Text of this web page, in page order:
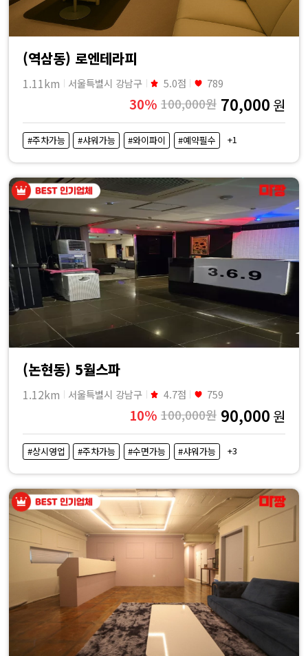
(역삼동) 로엔테라피
1.11km 서울특별시 강남구 5.0점 789
30% 100,000원 70,000 원
#주차가능 #샤워가능 #와이파이 #예약필수 +1
(논현동) 5월스파
1.12km 서울특별시 강남구 4.7점 759
10% 100,000원 90,000 원
#상시영업 #주차가능 #수면가능 #샤워가능 +3